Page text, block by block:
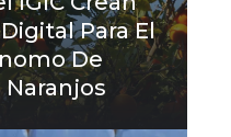
Para El
De
Naranjos